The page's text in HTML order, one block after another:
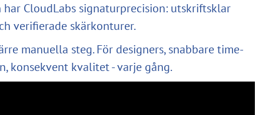
har CloudLabs signaturprecision: utskriftsklar
verifierade skärkonturer.
manuella steg. För designers, snabbare time-
konsekvent kvalitet - varje gång.